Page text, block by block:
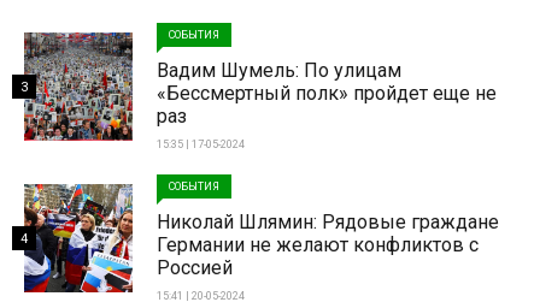
СОБЫТИЯ
Вадим Шумель: По улицам
«Бессмертный полк» пройдет еще не
раз
15:35 | 17-05-2024
3
СОБЫТИЯ
Николай Шлямин: Рядовые граждане
Германии не желают конфликтов с
Россией
15:41 | 20-05-2024
4